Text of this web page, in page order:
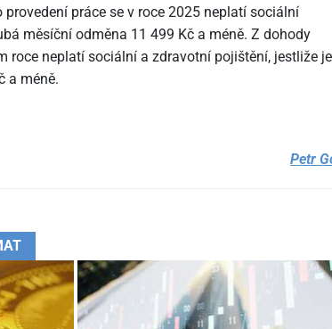
práce se v roce 2025 neplatí sociální
měsíční odměna 11 499 Kč a méně. Z dohody
roce neplatí sociální a zdravotní pojištění, jestliže je
a méně.
Petr